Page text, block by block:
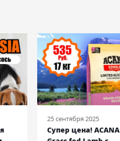
25 сентября 2025
Супер цена! ACANA